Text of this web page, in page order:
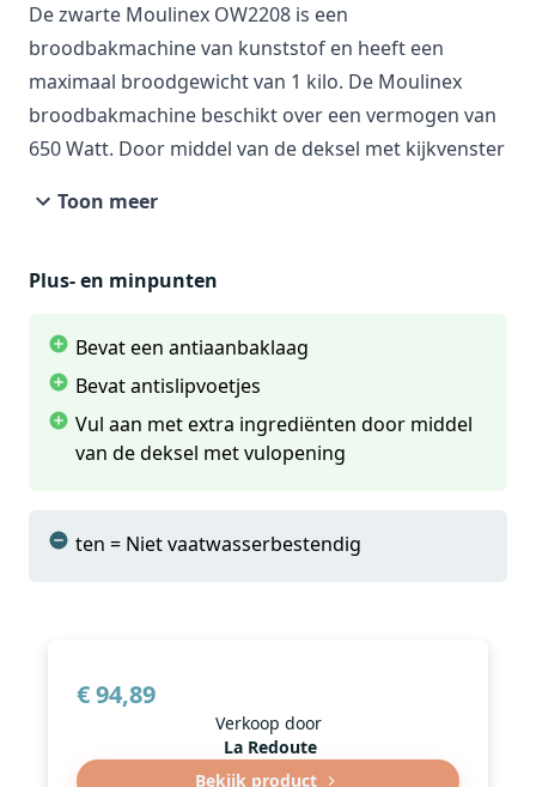
De zwarte Moulinex OW2208 is een
broodbakmachine van kunststof en heeft een
maximaal broodgewicht van 1 kilo. De Moulinex
broodbakmachine beschikt over een vermogen van
650 Watt. Door middel van de deksel met kijkvenster
ben je een ingrediënt vergeten, deze voeg je
De broodbakmachine van Moulinex beschikt over
bak je bijvoorbeeld jam, glutenvrij brood en nog veel
meer. De warmhoudfunctie zorgt ervoor dat het
brood nog even warm blijft zodra het programma is
afgelopen.
Toon meer
Plus- en minpunten
Bevat een antiaanbaklaag
Bevat antislipvoetjes
Vul aan met extra ingrediënten door middel
van de deksel met vulopening
ten = Niet vaatwasserbestendig
€ 94,89
Verkoop door
La Redoute
Bekijk product